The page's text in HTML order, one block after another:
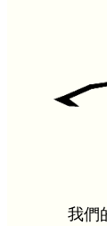
我們